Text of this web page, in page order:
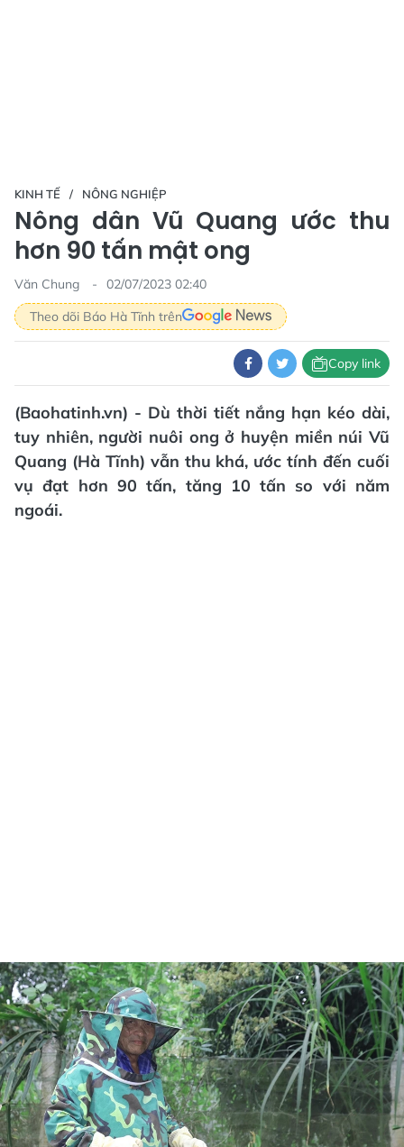
KINH TẾ NÔNG NGHIỆP
Nông dân Vũ Quang ước thu
hơn 90 tấn mật ong
Văn Chung
02/07/2023 02:40
Theo dõi Báo Hà Tĩnh trên
Copy link
(Baohatinh.vn) - Dù thời tiết nắng hạn kéo dài,
tuy nhiên, người nuôi ong ở huyện miền núi Vũ
Quang (Hà Tĩnh) vẫn thu khá, ước tính đến cuối
vụ đạt hơn 90 tấn, tăng 10 tấn so với năm
ngoái.